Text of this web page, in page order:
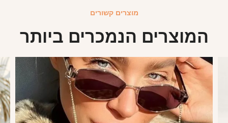
מוצרים קשורים
המוצרים הנמכרים ביותר